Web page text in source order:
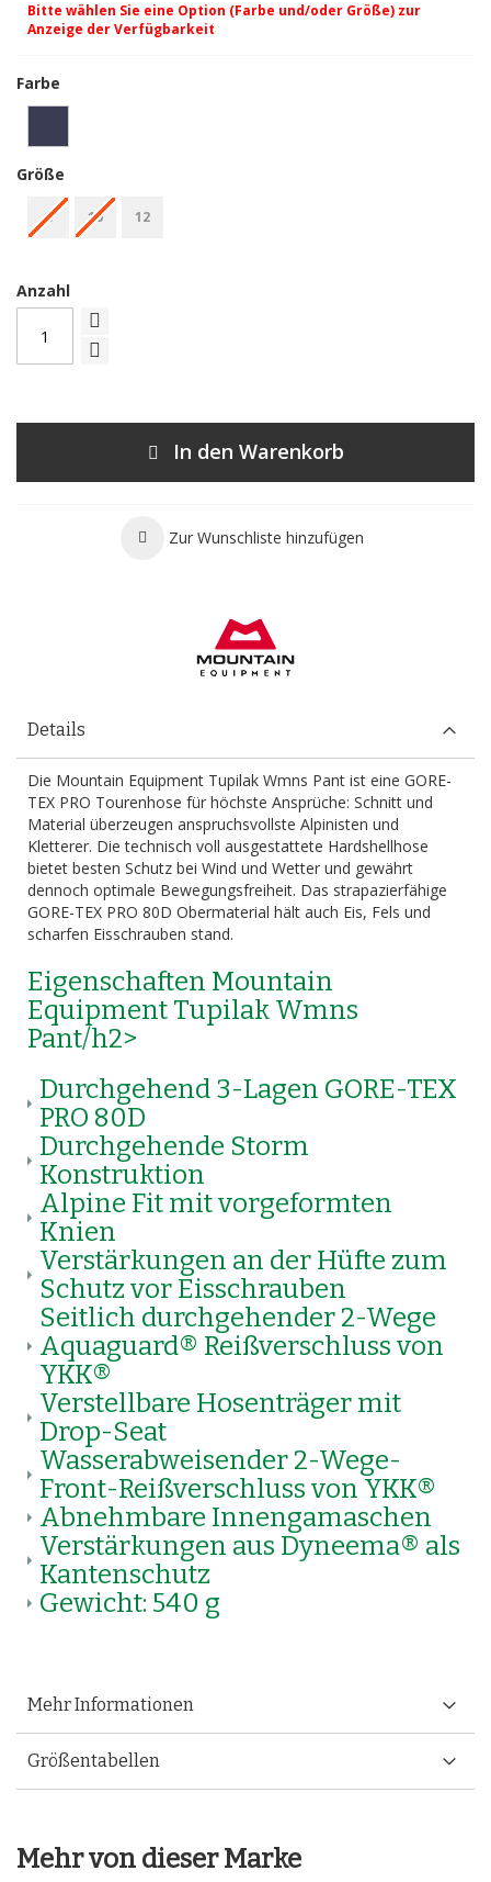
Bitte wählen Sie eine Option (Farbe und/oder Größe) zur
Anzeige der Verfügbarkeit
Farbe
Größe
8 10 12
Anzahl
In den Warenkorb
Zur Wunschliste hinzufügen
Details
Die Mountain Equipment Tupilak Wmns Pant ist eine GORE-
TEX PRO Tourenhose für höchste Ansprüche: Schnitt und
Material überzeugen anspruchsvollste Alpinisten und
Kletterer. Die technisch voll ausgestattete Hardshellhose
bietet besten Schutz bei Wind und Wetter und gewährt
dennoch optimale Bewegungsfreiheit. Das strapazierfähige
GORE-TEX PRO 80D Obermaterial hält auch Eis, Fels und
scharfen Eisschrauben stand.
Eigenschaften Mountain
Equipment Tupilak Wmns
Pant/h2>
Durchgehend 3-Lagen GORE-TEX
PRO 80D
Durchgehende Storm
Konstruktion
Alpine Fit mit vorgeformten
Knien
Verstärkungen an der Hüfte zum
Schutz vor Eisschrauben
Seitlich durchgehender 2-Wege
Aquaguard® Reißverschluss von
YKK®
Verstellbare Hosenträger mit
Drop-Seat
Wasserabweisender 2-Wege-
Front-Reißverschluss von YKK®
Abnehmbare Innengamaschen
Verstärkungen aus Dyneema® als
Kantenschutz
Gewicht: 540 g
Mehr Informationen
Größentabellen
Mehr von dieser Marke